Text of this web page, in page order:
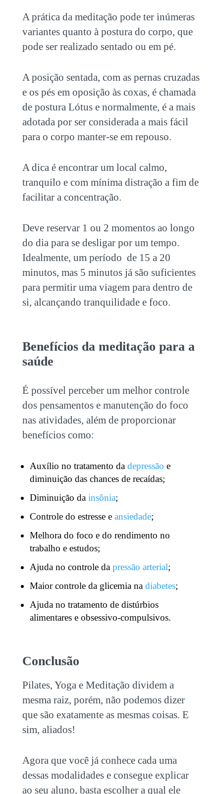
A prática da meditação pode ter inúmeras
variantes quanto à postura do corpo, que
pode ser realizado sentado ou em pé.
A posição sentada, com as pernas cruzadas
e os pés em oposição às coxas, é chamada
de postura Lótus e normalmente, é a mais
adotada por ser considerada a mais fácil
para o corpo manter-se em repouso.
A dica é encontrar um local calmo,
tranquilo e com mínima distração a fim de
facilitar a concentração.
Deve reservar 1 ou 2 momentos ao longo
do dia para se desligar por um tempo.
Idealmente, um período de 15 a 20
minutos, mas 5 minutos já são suficientes
para permitir uma viagem para dentro de
si, alcançando tranquilidade e foco.
Benefícios da meditação para a
saúde
É possível perceber um melhor controle
dos pensamentos e manutenção do foco
nas atividades, além de proporcionar
benefícios como:
Auxílio no tratamento da depressão e
diminuição das chances de recaídas;
Diminuição da insônia;
Controle do estresse e ansiedade;
Melhora do foco e do rendimento no
trabalho e estudos;
Ajuda no controle da pressão arterial;
Maior controle da glicemia nadiabetes;
Ajuda no tratamento de distúrbios
alimentares e obsessivo-compulsivos.
Conclusão
Pilates, Yoga e Meditação dividem a
mesma raiz, porém, não podemos dizer
que são exatamente as mesmas coisas. E
sim, aliados!
Agora que você já conhece cada uma
dessas modalidades e consegue explicar
ao seu aluno, basta escolher a qual ele